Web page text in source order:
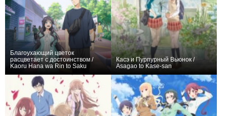
Благоухающий цветок
расцветает с достоинством /
Kaoru Hana wa Rin to Saku
Касэ и Пурпурный Вьюнок /
Asagao to Kase-san